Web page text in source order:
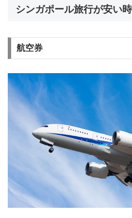
シンガポール旅行が安い
航空券